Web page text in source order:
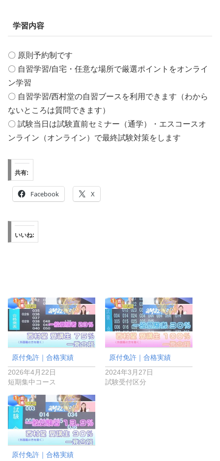
学習内容
〇 原則予約制です
〇 自習学習/自宅・任意な場所で厳選ポイントをオンライ
ン学習
〇 自習学習/西村堂の自習ブースを利用できます（わから
ないところは質問できます）
〇 試験当日は試験直前セミナー（通学）・エスコースオ
ンライン（オンライン）で最終試験対策をします
共有:
Facebook X
いいね:
原付免許｜合格実績
2026年4月22日
短期集中コース
原付免許｜合格実績
2024年3月27日
試験受付区分
原付免許｜合格実績